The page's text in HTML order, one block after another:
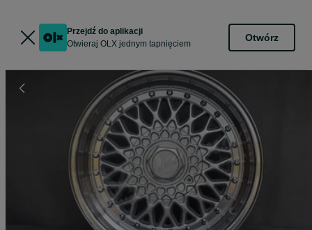
Przejdź do aplikacji
Otwieraj OLX jednym tapnięciem
Otwórz